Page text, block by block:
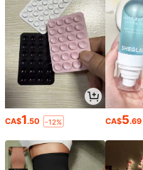
CA$1.50 -12% CA$5.69